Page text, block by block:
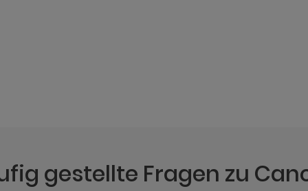
gestellte Fragen zu